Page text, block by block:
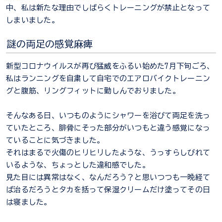
中、私は新たな理由でしばらくトレーニングが禁止となって
しまいました。
謎の両足の感覚麻痺
新型コロナウイルスが再び猛威をふるい始めた7月下旬ごろ、
私はランニングを自粛して自宅でのエアロバイクトレーニン
グと腹筋、リングフィットに勤しんでおりました。
そんなある日、いつものようにシャワーを浴びて両足を洗っ
ていたところ、腓骨にそった部分がいつもと違う感覚になっ
ていることに気づきました。
それはまるで火傷のヒリヒリしたような、うっすらしびれて
いるような、ちょっとした違和感でした。
見た目には異常はなく、なんだろう？と思いつつも一晩経て
ば治るだろうとタカを括って保湿クリームだけ塗ってその日
は寝ました。